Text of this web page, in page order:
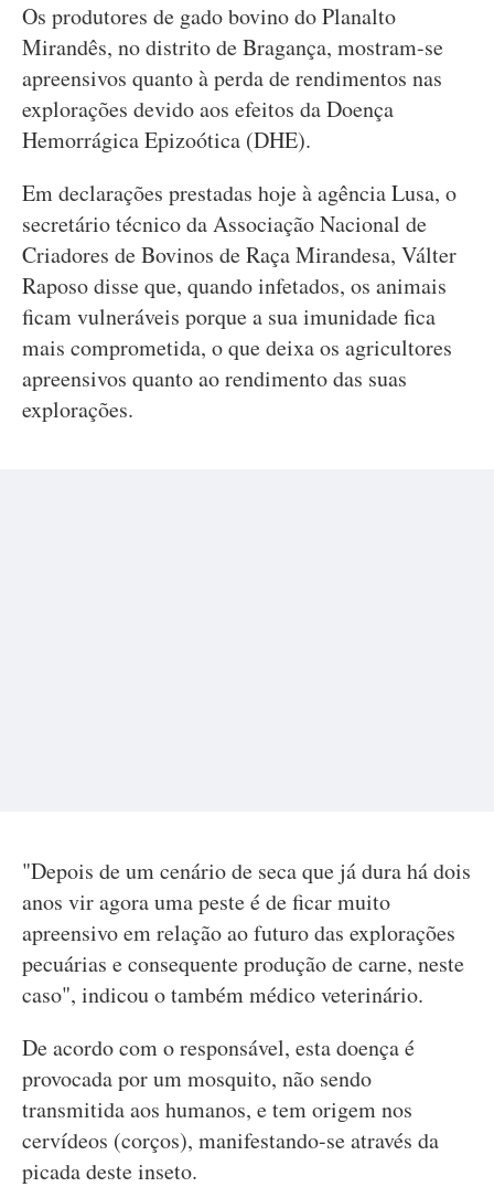
Os produtores de gado bovino do Planalto
Mirandês, no distrito de Bragança, mostram-se
apreensivos quanto à perda de rendimentos nas
explorações devido aos efeitos da Doença
Hemorrágica Epizoótica (DHE).
Em declarações prestadas hoje à agência Lusa, o
secretário técnico da Associação Nacional de
Criadores de Bovinos de Raça Mirandesa, Válter
Raposo disse que, quando infetados, os animais
ficam vulneráveis porque a sua imunidade fica
mais comprometida, o que deixa os agricultores
apreensivos quanto ao rendimento das suas
explorações.
"Depois de um cenário de seca que já dura há dois
anos vir agora uma peste é de ficar muito
apreensivo em relação ao futuro das explorações
pecuárias e consequente produção de carne, neste
caso", indicou o também médico veterinário.
De acordo com o responsável, esta doença é
provocada por um mosquito, não sendo
transmitida aos humanos, e tem origem nos
cervídeos (corços), manifestando-se através da
picada deste inseto.